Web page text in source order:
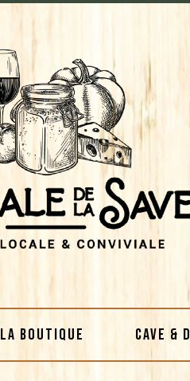
LA BOUTIQUE CAVE &